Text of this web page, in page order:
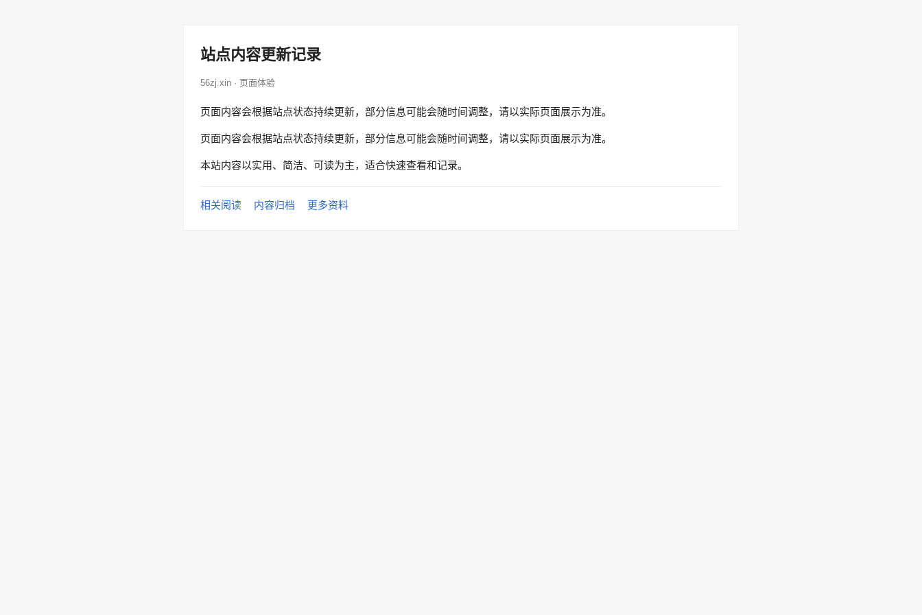
站点内容更新记录
56zj.xin · 页面体验
页面内容会根据站点状态持续更新，部分信息可能会随时间调整，请以实际页面展示为准。
页面内容会根据站点状态持续更新，部分信息可能会随时间调整，请以实际页面展示为准。
本站内容以实用、简洁、可读为主，适合快速查看和记录。
相关阅读 内容归档 更多资料